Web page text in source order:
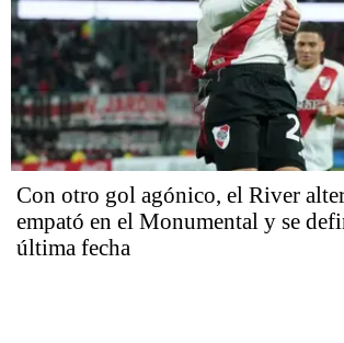
Con otro gol agónico, el River
empató en el Monumental y se
última fecha